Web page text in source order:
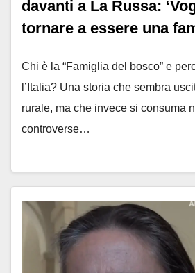
davanti a La Russa:
tornare a essere una
Chi è la “Famiglia del bosco” e
l’Italia? Una storia che sembra
rurale, ma che invece si consuma
controverse…